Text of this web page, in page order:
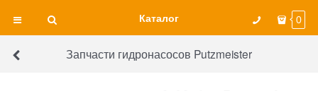
Каталог 0
Запчасти гидронасосов Putzmeister